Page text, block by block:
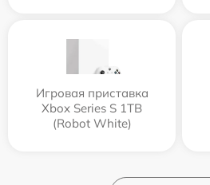
Игровая приставка
Xbox Series S 1TB
(Robot White)